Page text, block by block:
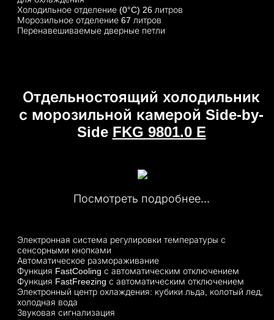
Холодильное отделение (0°C) 26 литров
Морозильное отделение 67 литров
Перенавешиваемые дверные петли
Отдельностоящий холодильник
с морозильной камерой Side-by-
Side FKG 9801.0 E
Посмотреть подробнее...
Электронная система регулировки температуры с
сенсорными кнопками
Автоматическое размораживание
Функция FastCooling с автоматическим отключением
Функция FastFreezing с автоматическим отключением
Электронный центр охлаждения: кубики льда, колотый лед,
холодная вода
Звуковая сигнализация